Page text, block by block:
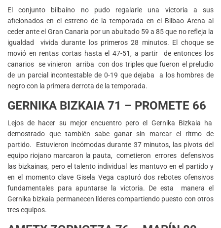
El conjunto bilbaíno no pudo regalarle una victoria a sus
aficionados en el estreno de la temporada en el Bilbao Arena al
ceder ante el Gran Canaria por un abultado 59 a 85 que no refleja la
igualdad vivida durante los primeros 28 minutos. El choque se
movió en rentas cortas hasta el 47-51, a partir de entonces los
canarios se vinieron arriba con dos triples que fueron el preludio
de un parcial incontestable de 0-19 que dejaba a los hombres de
negro con la primera derrota de la temporada.
GERNIKA BIZKAIA 71 – PROMETE 66
Lejos de hacer su mejor encuentro pero el Gernika Bizkaia ha
demostrado que también sabe ganar sin marcar el ritmo de
partido. Estuvieron incómodas durante 37 minutos, las pívots del
equipo riojano marcaron la pauta, cometieron errores defensivos
las bizkainas, pero el talento individual les mantuvo en el partido y
en el momento clave Gisela Vega capturó dos rebotes ofensivos
fundamentales para apuntarse la victoria. De esta manera el
Gernika bizkaia permanecen líderes compartiendo puesto con otros
tres equipos.